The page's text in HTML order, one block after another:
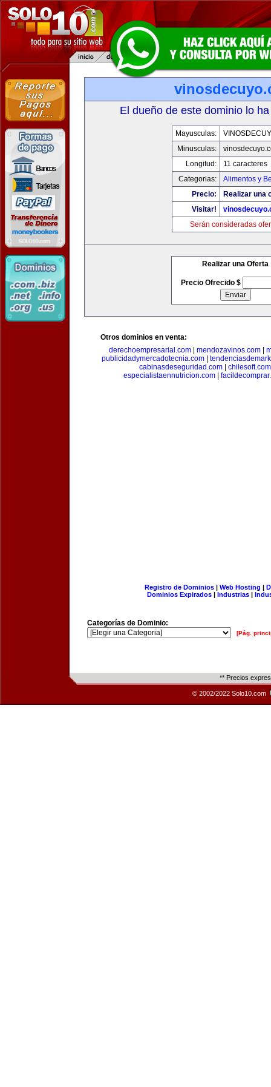
El dueño de este dominio lo
Mayusculas:
Minusculas:
Longitud:
11 caracteres
Categorias:
Alimentos y
Precio:
Realizar una
Visitar!
Serán consideradas
Realizar una Oferta
Precio Ofrecido $
Otros dominios en venta:
derechoempresarial.com
mendozavinos.com
publicidadymercadotecnia.com|
cabinasdeseguridad.com| chilesoft.com
especialistaennutricion.com|
Registro de Dominios| Web Hosting |
Dominios Expirados | Industrias |
Categorías de Dominio:
[Pág.
** Precios
© 2002/2022 Solo10.com